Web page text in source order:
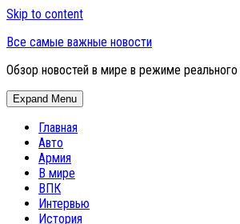
Skip to content
Все самые важные новости
Обзор новостей в мире в режиме
Expand Menu
Главная
Авто
Армия
В мире
ВПК
Интервью
История